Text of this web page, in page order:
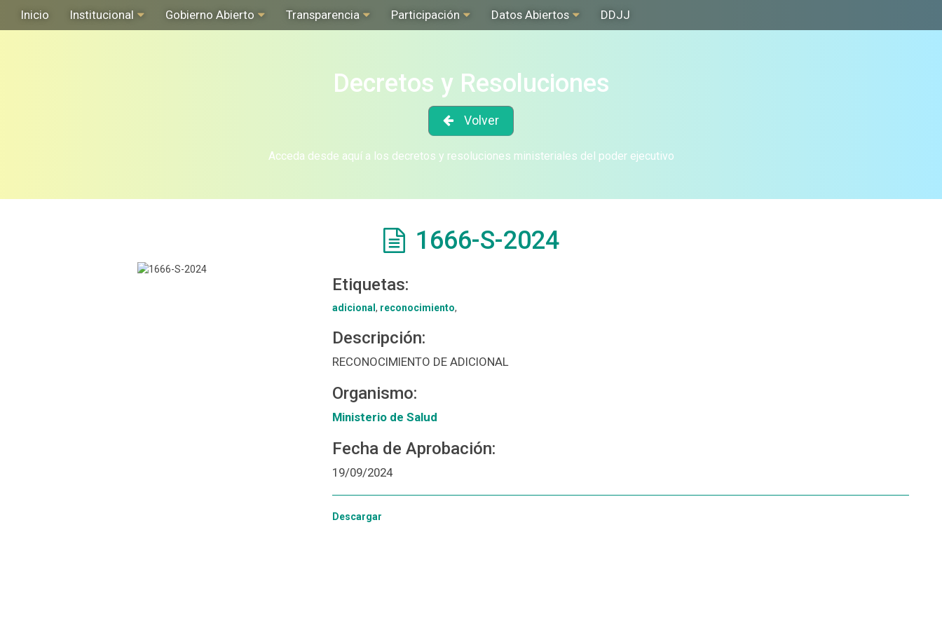
Inicio Institucional Gobierno Abierto Transparencia Participación Datos Abiertos DDJJ
Decretos y Resoluciones
Volver
Acceda desde aquí a los decretos y resoluciones ministeriales del poder ejecutivo
1666-S-2024
Etiquetas:
adicional , reconocimiento,
Descripción:
RECONOCIMIENTO DE ADICIONAL
Organismo:
Ministerio de Salud
Fecha de Aprobación:
19/09/2024
Descargar